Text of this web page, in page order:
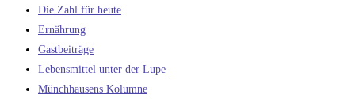
Die Zahl für heute
Ernährung
Gastbeiträge
Lebensmittel unter der Lupe
Münchhausens Kolumne